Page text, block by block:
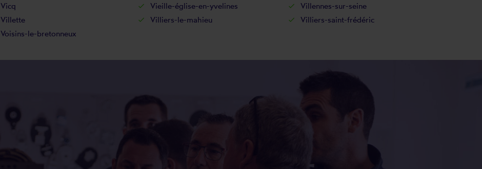
Vicq Vieille-église-en-yvelines
Villennes-sur-seine
Villette Villiers-le-mahieu
Villiers-saint-frédéric
Voisins-le-bretonneux